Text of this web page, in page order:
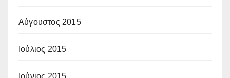
Αύγουστος 2015
Ιούλιος 2015
Ιούνιος 2015